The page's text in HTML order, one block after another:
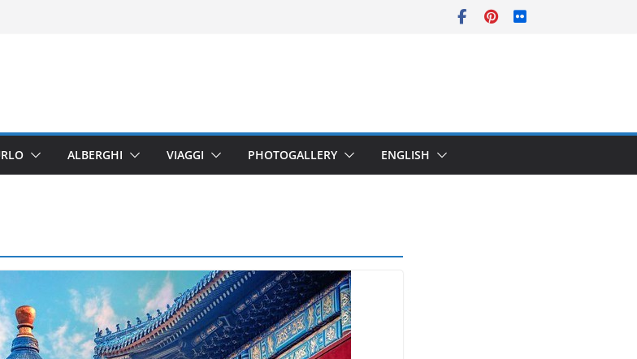
ALBERGHI VIAGGI PHOTOGALLERY ENGLISH